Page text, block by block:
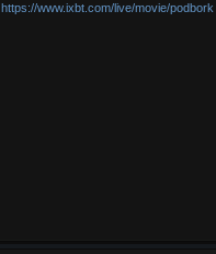
https://www.ixbt.com/live/movie/